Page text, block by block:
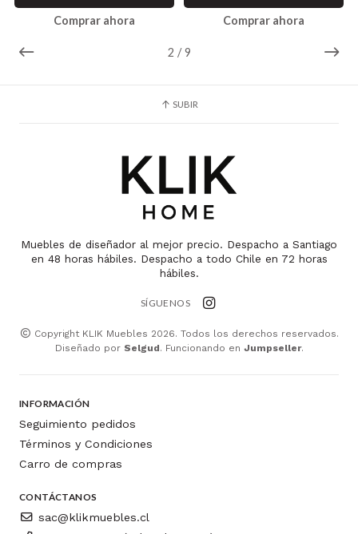
2 / 9
Comprar ahora Comprar ahora
SUBIR
Muebles de diseñador al mejor precio. Despacho a Santiago
en 48 horas hábiles. Despacho a todo Chile en 72 horas
hábiles.
SÍGUENOS
Copyright KLIK Muebles 2026. Todos los derechos reservados.
Diseñado por Selgud. Funcionando en Jumpseller.
INFORMACIÓN
Seguimiento pedidos
Términos y Condiciones
Carro de compras
CONTÁCTANOS
sac@klikmuebles.cl